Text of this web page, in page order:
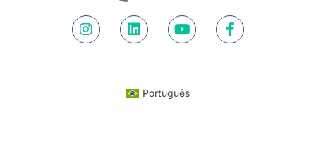
Português